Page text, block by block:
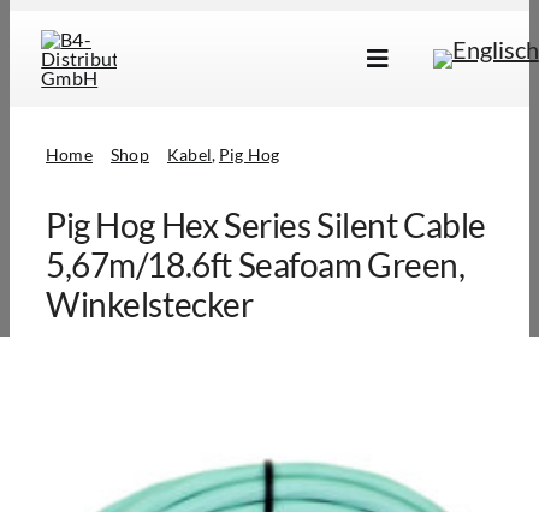
content
Toggle
Händlersuche
Über Uns
Home Shop Kabel Pig Hog
Pig Hog Hex Series Silent Cable
5,67m/18.6ft Seafoam Green,
Winkelstecker